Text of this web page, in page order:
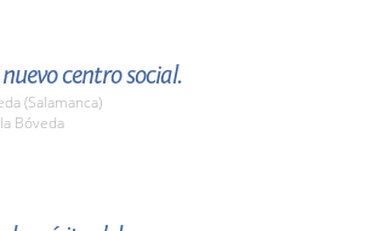
centro social.
(Salamanca)
Bóveda